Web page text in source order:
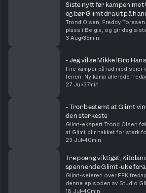
Siste nytt før kampen mot
og bør Glimt dra ut på
Trond Olsen, Freddy
plass i Belgia, og gir deg
Union Saint-Gilloise og
3 Aug 35min
- Jeg vil se Mikkel Bro
Fire kamper på rad med
ferien. Ny kamp allerede
klinkende klar i denne
27 Jul 37min
- Tror bestemt at Glimt
den sterkeste
Glimt-ekspert Trond Olsen
at Glimt blir hakket for sterk
eliteserien. - Den bredden
23 Jul 40min
Tre poeng viktigst,
spennende Glimt-uke
Glimt-seieren over FFK
denne episoden av Studio
andre kampene i runden, om
18 Jul 40min